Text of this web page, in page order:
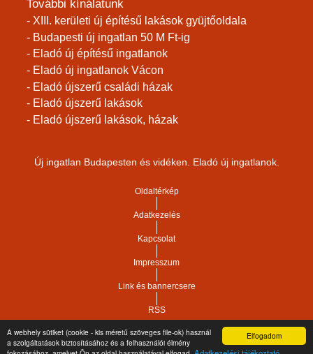
Elfogadom
A webhely sütiket (cookie - kis méretű szöveges file-ok) használ
a szolgáltatások biztosításához és a felhasználói élmény
További kínálatunk
- XIII. kerületi új építésű lakások gyüjtőoldala
- Budapesti új ingatlan 50 M Ft-ig
- Eladó új építésű ingatlanok
- Eladó új ingatlanok Vácon
- Eladó újszerű családi házak
- Eladó újszerű lakások
- Eladó újszerű lakások, házak
Új ingatlan Budapesten és vidéken. Eladó új ingatlanok.
Oldaltérkép
Adatkezelés
Kapcsolat
Impresszum
Link és bannercsere
RSS
Copyright © 2021.Vár-Köz Kft. - Ingatlan nyilvántartó, ügyviteli és